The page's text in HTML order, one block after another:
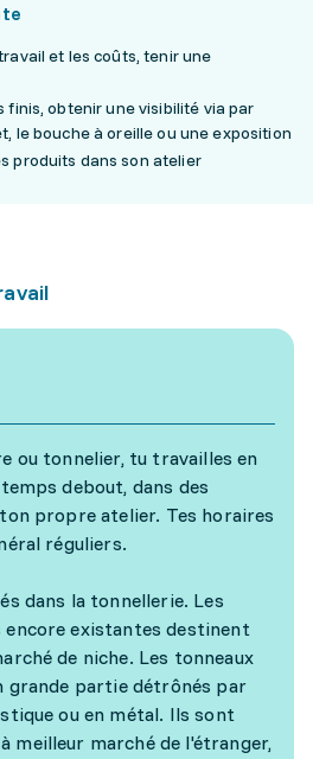
et les coûts, tenir une
finis, obtenir une visibilité via par
le bouche à oreille ou une exposition
produits dans son atelier
ou tonnelier, tu travailles en
debout, dans des
propre atelier. Tes horaires
réguliers.
dans la tonnellerie. Les
encore existantes destinent
de niche. Les tonneaux
grande partie détrônés par
ou en métal. Ils sont
meilleur marché de l'étranger,